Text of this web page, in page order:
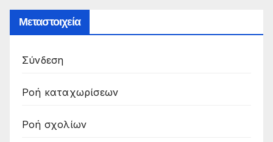
Μεταστοιχεία
Σύνδεση
Ροή καταχωρίσεων
Ροή σχολίων